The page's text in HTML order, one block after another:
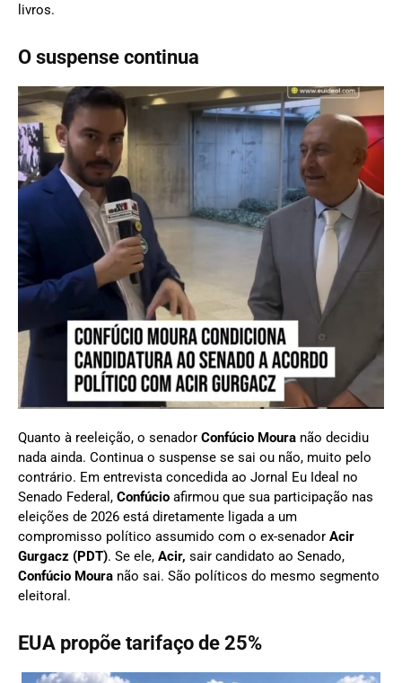
livros.
O suspense continua
Quanto à reeleição, o senador Confúcio Moura não decidiu
nada ainda. Continua o suspense se sai ou não, muito pelo
contrário. Em entrevista concedida ao Jornal Eu Ideal no
Senado Federal, Confúcio afirmou que sua participação nas
eleições de 2026 está diretamente ligada a um
compromisso político assumido com o ex-senador Acir
Gurgacz (PDT). Se ele, Acir, sair candidato ao Senado,
Confúcio Moura não sai. São políticos do mesmo segmento
eleitoral.
EUA propõe tarifaço de 25%